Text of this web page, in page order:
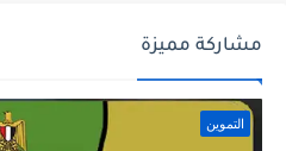
مشاركة مميزة
التموين